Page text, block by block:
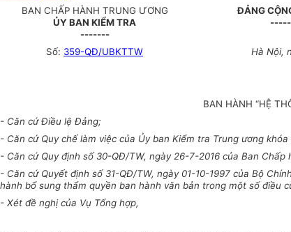
BAN CHẤP HÀNH TRUNG ƯƠNG
ỦY BAN KIỂM TRA
-------
ĐẢNG
Số: 359-QĐ/UBKTTW Hà Nội,
BAN HÀNH “HỆ
- Căn cứ Điều lệ Đảng;
- Căn cứ Quy chế làm việc của Ủy ban Kiểm tra Trung ương khóa
- Căn cứ Quy định số 30-QĐ/TW, ngày 26-7-2016 của Ban
- Căn cứ Quyết định số 31-QĐ/TW, ngày 01-10-1997 của Bộ
hành bổ sung thẩm quyền ban hành văn bản trong một số điều
- Xét đề nghị của Vụ Tổng hợp,